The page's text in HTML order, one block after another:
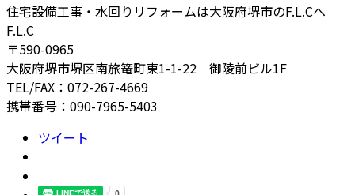
住宅設備工事・水回りリフォームは大阪府堺市のF.L.Cへ
F.L.C
〒590-0965
大阪府堺市堺区南旅篭町東1-1-22 御陵前ビル1F
TEL/FAX：072-267-4669
携帯番号：090-7965-5403
ツイート